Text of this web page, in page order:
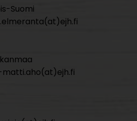
Suomi
matti.aho(at)ejh.fi